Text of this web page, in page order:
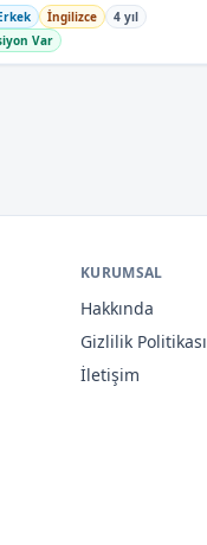
İngilizce
4 yıl
Var
KURUMSAL
Hakkında
Gizlilik Politikası
İletişim